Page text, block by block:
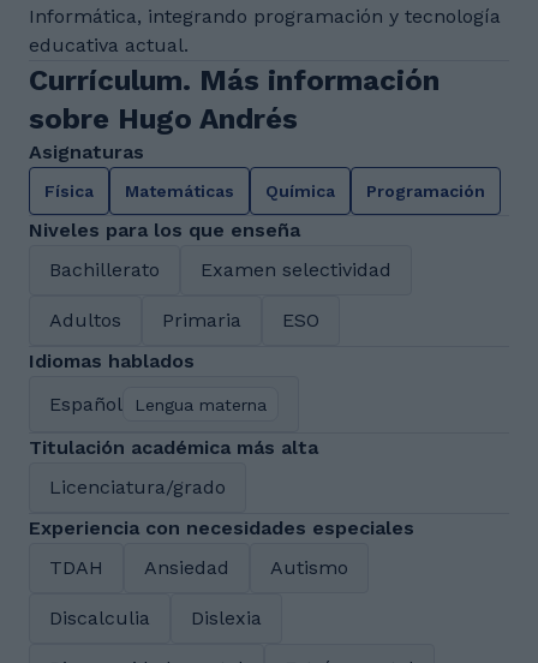
Informática, integrando programación y tecnología
educativa actual.
Currículum. Más información
sobre Hugo Andrés
Asignaturas
Física Matemáticas Química Programación
Niveles para los que enseña
Bachillerato
Examen selectividad
Adultos Primaria
ESO
Idiomas hablados
Español
Lengua materna
Titulación académica más alta
Licenciatura/grado
Experiencia con necesidades especiales
TDAH
Ansiedad Autismo
Discalculia Dislexia